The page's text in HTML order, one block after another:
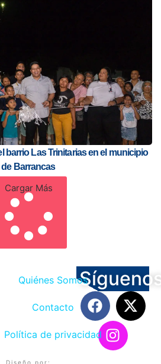
barrio Las Trinitarias en el municipio
de Barrancas
Cargar Más
Quiénes Somos
Contacto
Política de privacidad
Diseño por: